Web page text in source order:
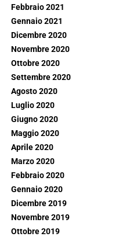
Febbraio 2021
Gennaio 2021
Dicembre 2020
Novembre 2020
Ottobre 2020
Settembre 2020
Agosto 2020
Luglio 2020
Giugno 2020
Maggio 2020
Aprile 2020
Marzo 2020
Febbraio 2020
Gennaio 2020
Dicembre 2019
Novembre 2019
Ottobre 2019